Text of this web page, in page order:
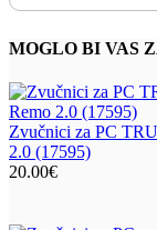
MOGLO BI VAS
Zvučnici za PC
2.0 (17595)
20.00€